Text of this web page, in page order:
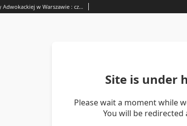
Palestra : organ Rady Adwokackiej w Warszawie : czasopismo poświęcone zagadnieniom prawnym i korporacyjno-zawodowym / red. Adam Chełmoński. R. 14, Nr 5 (maj 1937)